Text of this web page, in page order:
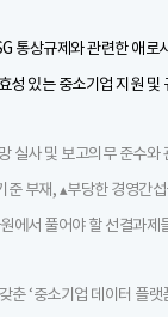
통상규제와 관련한 애로
성 있는 중소기업 지원 및
실사 및 보고의무 준수와
준 부재, ▴부당한 경영간
에서 풀어야 할 선결과제
‘중소기업 데이터 플